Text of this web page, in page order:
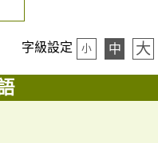
字級設定 小 中 大